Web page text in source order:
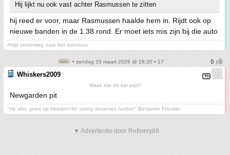
Hij lijkt nu ook vast achter Rasmussen te zitten
hij reed er voor, maar Rasmussen haalde hem in. Rijdt ook op
nieuwe banden in de 1.38 rond. Er moet iets mis zijn bij die auto
Altijd onderweg naar het avontuur
• zondag 15 maart 2026 @ 18:20 • 17
Whiskers2009
Maak dat de kat wijs!!
Newgarden pit
"He who gives up freedom for safety deserves neither" Benjamin Franklin
▼ Advertentie door Refinery89